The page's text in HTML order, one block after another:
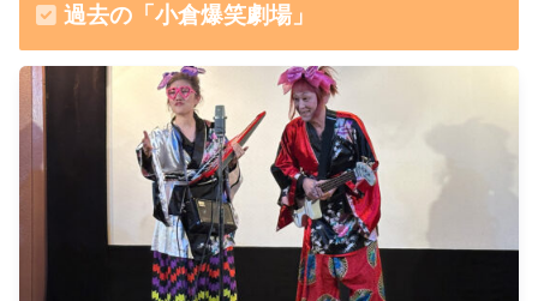
過去の「小倉爆笑劇場」